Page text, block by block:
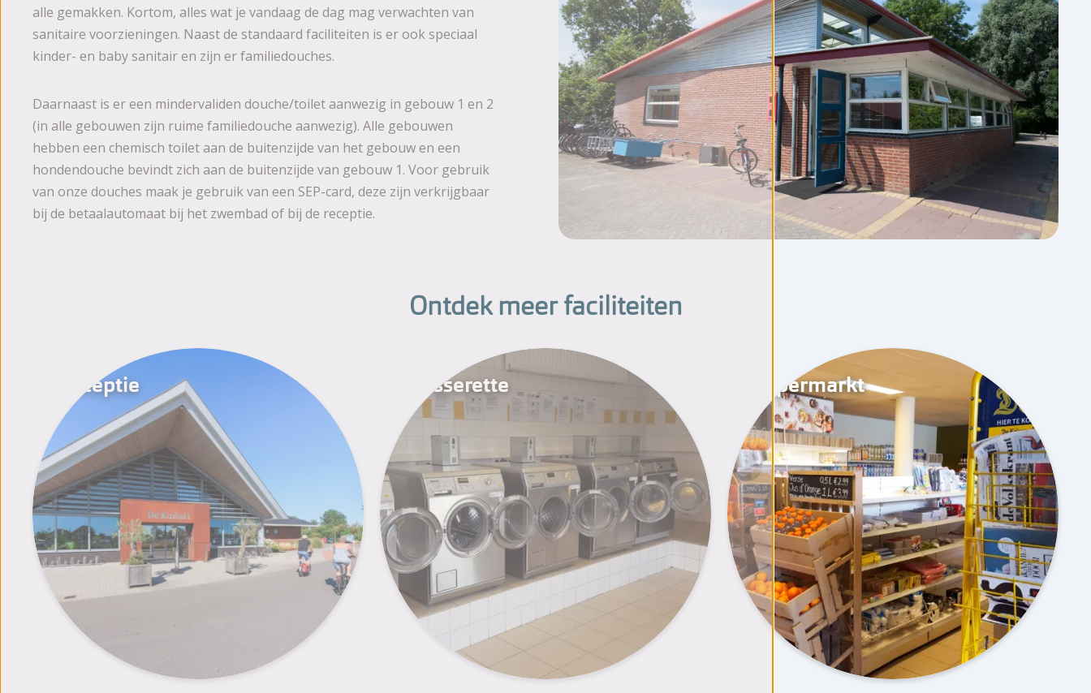
Brochure
alle gemakken. Kortom, alles wat je vandaag de dag mag verwachten van
sanitaire voorzieningen. Naast de standaard faciliteiten is er ook speciaal
kinder- en baby sanitair en zijn er familiedouches.
Daarnaast is er een mindervaliden douche/toilet aanwezig in gebouw 1 en 2
(in alle gebouwen zijn ruime familiedouche aanwezig). Alle gebouwen
hebben een chemisch toilet aan de buitenzijde van het gebouw en een
hondendouche bevindt zich aan de buitenzijde van gebouw 1. Voor gebruik
van onze douches maak je gebruik van een SEP-card, deze zijn verkrijgbaar
bij de betaalautomaat bij het zwembad of bij de receptie.
Ontdek meer faciliteiten
Receptie Wasserette Supermarkt